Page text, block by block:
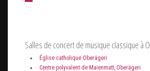
Salles de concert de musique classique à
Église catholique Oberägeri
Centre polyvalent de Maienmatt, Oberägeri